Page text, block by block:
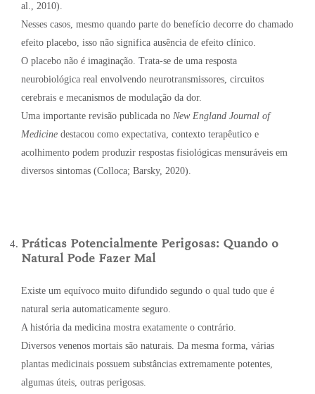
al., 2010).
Nesses casos, mesmo quando parte do benefício decorre do chamado
efeito placebo, isso não significa ausência de efeito clínico.
O placebo não é imaginação. Trata-se de uma resposta
neurobiológica real envolvendo neurotransmissores, circuitos
cerebrais e mecanismos de modulação da dor.
Uma importante revisão publicada no New England Journal of
Medicine destacou como expectativa, contexto terapêutico e
acolhimento podem produzir respostas fisiológicas mensuráveis em
diversos sintomas (Colloca; Barsky, 2020).
Práticas Potencialmente Perigosas: Quando o
Natural Pode Fazer Mal
Existe um equívoco muito difundido segundo o qual tudo que é
natural seria automaticamente seguro.
A história da medicina mostra exatamente o contrário.
Diversos venenos mortais são naturais. Da mesma forma, várias
plantas medicinais possuem substâncias extremamente potentes,
algumas úteis, outras perigosas.